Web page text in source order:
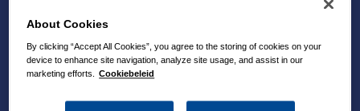
About Cookies
By clicking “Accept All Cookies”, you agree to the storing of cookies on your
device to enhance site navigation, analyze site usage, and assist in our
marketing efforts.
Cookiebeleid